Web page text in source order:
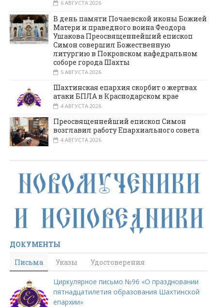
6 АВГУСТА 2026
В день памяти Почаевской иконы Божией
Матери и праведного воина Феодора
Ушакова Преосвященнейший епископ
Симон совершил Божественную
литургию в Покровском кафедральном
соборе города Шахты
5 АВГУСТА 2026
Шахтинская епархия скорбит о жертвах
атаки БПЛА в Краснодарском крае
4 АВГУСТА 2026
Преосвященнейший епископ Симон
возглавил работу Епархиального совета
4 АВГУСТА 2026
ДОКУМЕНТЫ
Письма
Указы Удостоверения
Циркулярное письмо №96 «О праздновании
пятнадцатилетия образования Шахтинской
епархии»